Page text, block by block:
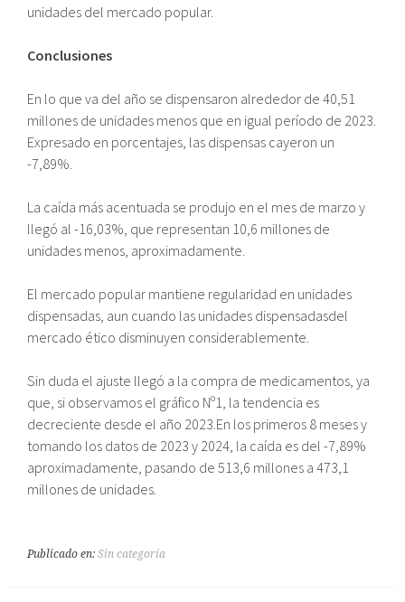
unidades del mercado popular.
Conclusiones
En lo que va del año se dispensaron alrededor de 40,51
millones de unidades menos que en igual período de 2023.
Expresado en porcentajes, las dispensas cayeron un
-7,89%.
La caída más acentuada se produjo en el mes de marzo y
llegó al -16,03%, que representan 10,6 millones de
unidades menos, aproximadamente.
El mercado popular mantiene regularidad en unidades
dispensadas, aun cuando las unidades dispensadasdel
mercado ético disminuyen considerablemente.
Sin duda el ajuste llegó a la compra de medicamentos, ya
que, si observamos el gráfico Nº1, la tendencia es
decreciente desde el año 2023.En los primeros 8 meses y
tomando los datos de 2023 y 2024, la caída es del -7,89%
aproximadamente, pasando de 513,6 millones a 473,1
millones de unidades.
Publicado en:Sin categoría